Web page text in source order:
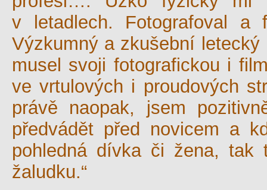
v letadlech. Fotografoval a
Výzkumný a zkušební
musel svoji fotografickou i
ve vrtulových i proudových
právě naopak, jsem
předvádět před novicem a
pohledná dívka či žena, tak
žaludku.“